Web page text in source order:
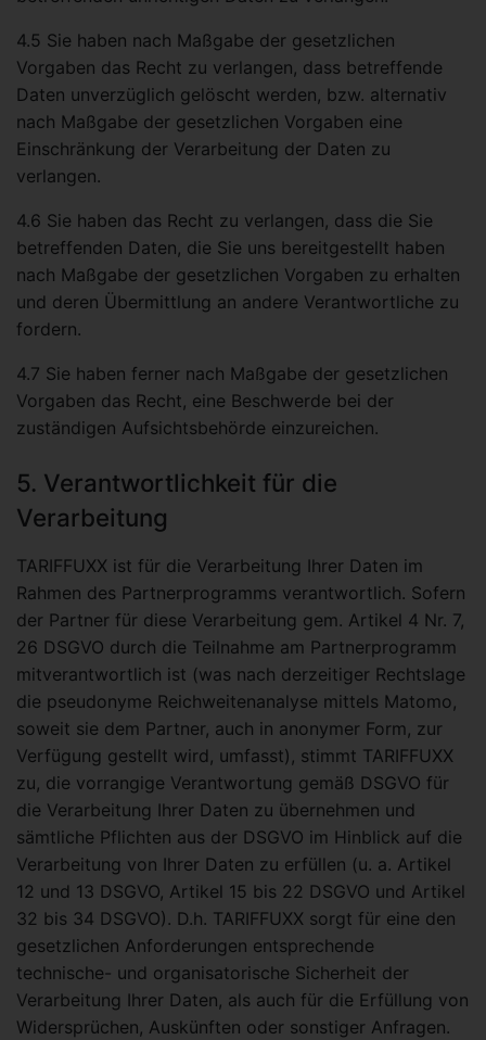
4.5 Sie haben nach Maßgabe der gesetzlichen
Vorgaben das Recht zu verlangen, dass betreffende
Daten unverzüglich gelöscht werden, bzw. alternativ
nach Maßgabe der gesetzlichen Vorgaben eine
Einschränkung der Verarbeitung der Daten zu
verlangen.
4.6 Sie haben das Recht zu verlangen, dass die Sie
betreffenden Daten, die Sie uns bereitgestellt haben
nach Maßgabe der gesetzlichen Vorgaben zu erhalten
und deren Übermittlung an andere Verantwortliche zu
fordern.
4.7 Sie haben ferner nach Maßgabe der gesetzlichen
Vorgaben das Recht, eine Beschwerde bei der
zuständigen Aufsichtsbehörde einzureichen.
5. Verantwortlichkeit für die
Verarbeitung
TARIFFUXX ist für die Verarbeitung Ihrer Daten im
Rahmen des Partnerprogramms verantwortlich. Sofern
der Partner für diese Verarbeitung gem. Artikel 4 Nr. 7,
26 DSGVO durch die Teilnahme am Partnerprogramm
mitverantwortlich ist (was nach derzeitiger Rechtslage
die pseudonyme Reichweitenanalyse mittels Matomo,
soweit sie dem Partner, auch in anonymer Form, zur
Verfügung gestellt wird, umfasst), stimmt TARIFFUXX
zu, die vorrangige Verantwortung gemäß DSGVO für
die Verarbeitung Ihrer Daten zu übernehmen und
sämtliche Pflichten aus der DSGVO im Hinblick auf die
Verarbeitung von Ihrer Daten zu erfüllen (u. a. Artikel
12 und 13 DSGVO, Artikel 15 bis 22 DSGVO und Artikel
32 bis 34 DSGVO). D.h. TARIFFUXX sorgt für eine den
gesetzlichen Anforderungen entsprechende
technische- und organisatorische Sicherheit der
Verarbeitung Ihrer Daten, als auch für die Erfüllung von
Widersprüchen, Auskünften oder sonstiger Anfragen.